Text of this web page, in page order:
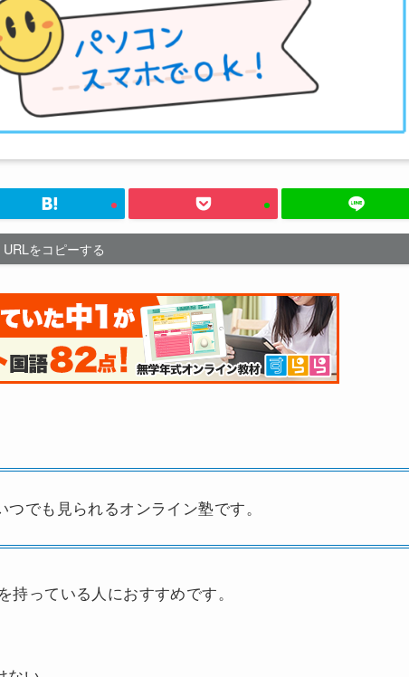
URLをコピーする
でも見られるオンライン塾です。
っている人におすすめです。